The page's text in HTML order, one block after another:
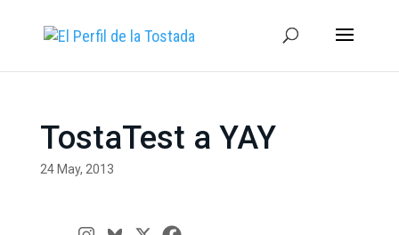
TostaTest a YAY
24 May, 2013